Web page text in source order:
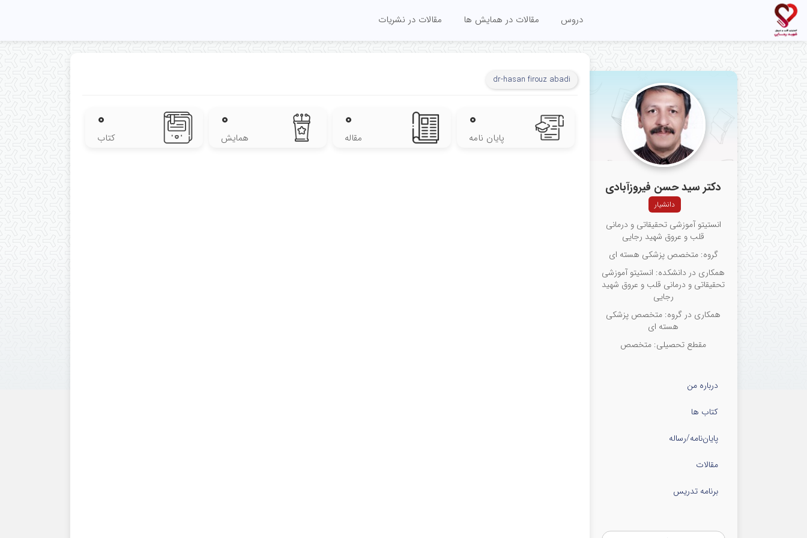
دروس مقالات در همایش ها مقالات در نشریات
دکتر سید حسن فیروزآبادی
دانشیار
انستیتو آموزشی تحقیقاتی و درمانی
قلب و عروق شهید رجایی
گروه: متخصص پزشکی هسته ای
همکاری در دانشکده: انستیتو آموزشی
تحقیقاتی و درمانی قلب و عروق شهید
رجایی
همکاری در گروه: متخصص پزشکی
هسته ای
مقطع تحصیلی: متخصص
درباره من
کتاب ها
پایان‌نامه‌/رساله
مقالات
برنامه تدریس
dr-hasan firouz abadi
۰
پایان نامه
۰
مقاله
۰
همایش
۰
کتاب